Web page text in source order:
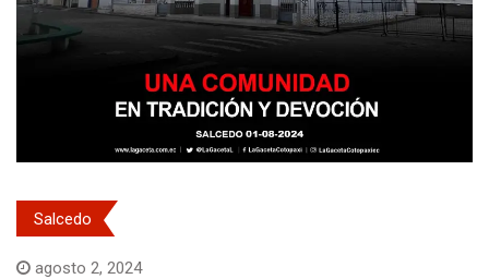
Salcedo
agosto 2, 2024